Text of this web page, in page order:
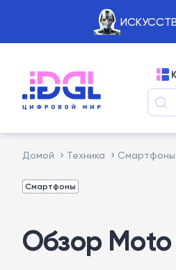
Домой Техника Смартфоны
Смартфоны
Обзор Moto